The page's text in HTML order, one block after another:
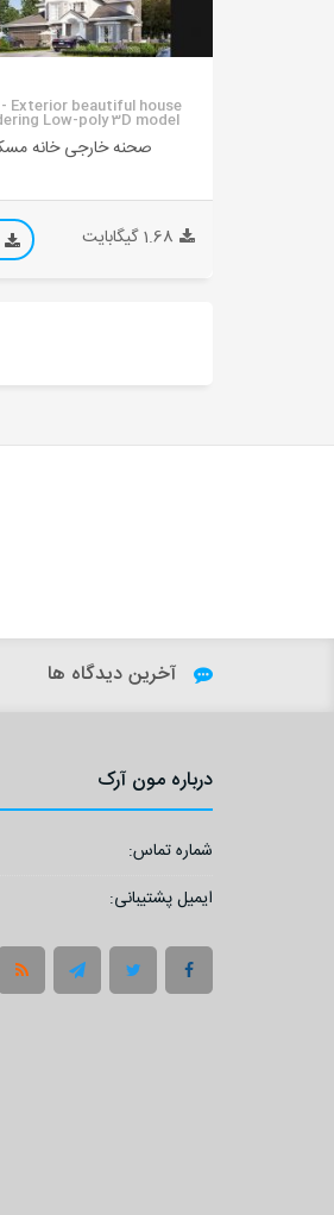
Exterior beautiful house
Low-poly 3D model
صحنه خارجی خانه
1.68 گیگابایت
آخرین دیدگاه ها
درباره مون آرک
شماره تماس:
ایمیل پشتیبانی: